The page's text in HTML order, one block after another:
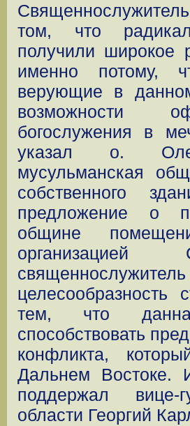
том, что
получили широкое
именно потому,
верующие в
возможности
богослужения в
указал о.
мусульманская
собственного
предложение о
общине
организацией
целесообразность
тем, что
способствовать
конфликта,
Дальнем Востоке.
поддержал вице-
области Георгий